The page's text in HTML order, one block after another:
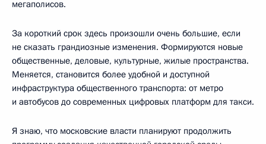
мегаполисов.
За короткий срок здесь произошли очень большие, если
не сказать грандиозные изменения. Формируются новые
общественные, деловые, культурные, жилые пространства.
Меняется, становится более удобной и доступной
инфраструктура общественного транспорта: от метро
и автобусов до современных цифровых платформ для такси.
Я знаю, что московские власти планируют продолжить